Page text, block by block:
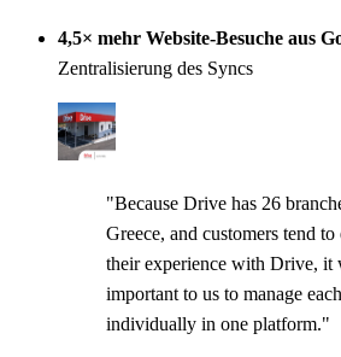
4,5× mehr Website-Besuche aus
Zentralisierung des Syncs
"Because Drive has 26
Greece, and customers tend to
their experience with Drive, it
important to us to manage
individually in one platform."